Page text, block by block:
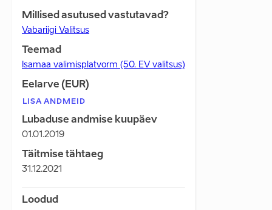
Millised asutused vastutavad?
Vabariigi Valitsus
Teemad
Isamaa valimisplatvorm (50. EV valitsus)
Eelarve (EUR)
LISA ANDMEID
Lubaduse andmise kuupäev
01.01.2019
Täitmise tähtaeg
31.12.2021
Loodud